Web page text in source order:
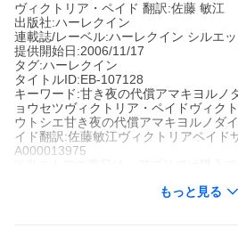
ヴィクトリア・ペイド 翻訳:佐藤 敏江
出版社:ハーレクイン
連載誌/レーベル:ハーレクイン シルエ
提供開始日:2006/11/17
タグ:ハーレクイン
タイトルID:EB-107128
キーワード:甘き夜の代償アマキヨルノ
ョウセツヴィクトリア・ペイドヴィク
ウトシエ甘き夜の代償アマキヨルノダ
イド翻訳:佐藤敏江ヴィクトリアペイド
A000013975
もっと見る